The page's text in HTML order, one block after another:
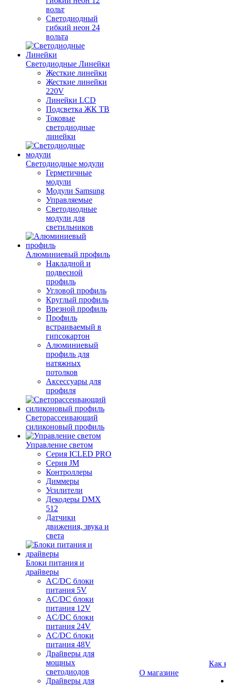
вольт
Светодиодный
гибкий неон 24
вольта
Светодиодные Линейки
Жесткие линейки
Жесткие линейки
220V
Линейки LCD
Подсветка ЖК ТВ
Токовые
светодиодные
линейки
Светодиодные модули
Герметичные
модули
Модули Samsung
Управляемые
Светодиодные
модули для
светильников
Алюминиевый профиль
Накладной и
подвесной
профиль
Угловой профиль
Круглый профиль
Врезной профиль
Профиль
встраиваемый в
гипсокартон
Алюминиевый
профиль для
натяжных
потолков
Аксессуары для
профиля
Светорассеивающий
силиконовый профиль
Управление светом
Серия ICLED PRO
Серия JM
Контроллеры
Диммеры
Усилители
Декодеры DMX
512
Датчики
движения, звука и
света
Блоки питания и
драйверы
AC/DC блоки
питания 5V
AC/DC блоки
питания 12V
AC/DC блоки
питания 24V
AC/DC блоки
питания 48V
Драйверы для
мощных
светодиодов
Драйверы для
О магазине
Как